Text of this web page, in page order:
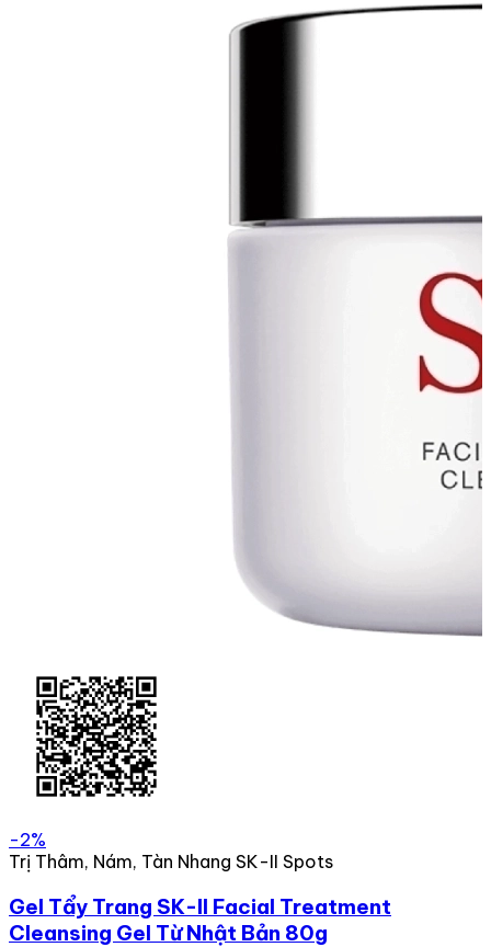
-2%
Trị Thâm, Nám, Tàn Nhang SK-II Spots
Gel Tẩy Trang SK-II Facial Treatment
Cleansing Gel Từ Nhật Bản 80g